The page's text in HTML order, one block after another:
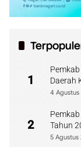
1
Daerah
4 Agustus
2
Tahun
5 Agustus